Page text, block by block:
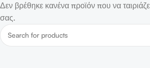
Δεν βρέθηκε κανένα προϊόν που να
σας.